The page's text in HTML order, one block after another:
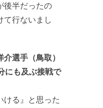
後半だったの
て行ないまし
選手（鳥取）
にも及ぶ接戦で
ける』と思った